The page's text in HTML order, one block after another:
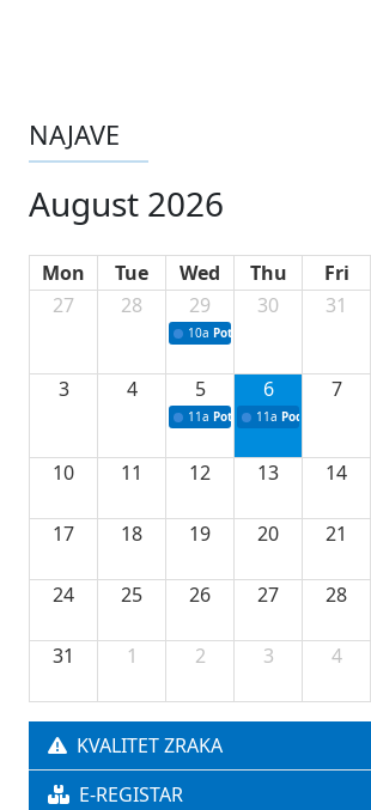
NAJAVE
August 2026
Mon Tue Wed Thu Fri
27
28 29
10a Potpisivanje ugovora sa
30 31
3 4 5
11a Potpisivanje ugovora o
6
11a Podrška
7
10 11 12 13 14
17 18 19 20 21
24 25 26 27 28
31 1 2 3 4
KVALITET ZRAKA
E-REGISTAR